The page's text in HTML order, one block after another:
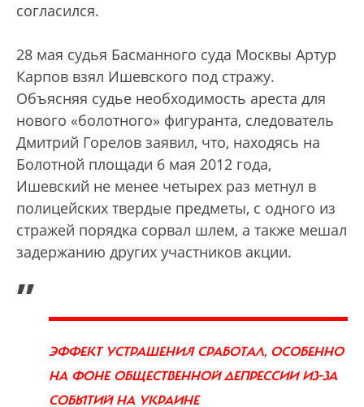
согласился.
28 мая судья Басманного суда Москвы Артур
Карпов взял Ишевского под стражу.
Объясняя судье необходимость ареста для
нового «болотного» фигуранта, следователь
Дмитрий Горелов заявил, что, находясь на
Болотной площади 6 мая 2012 года,
Ишевский не менее четырех раз метнул в
полицейских твердые предметы, с одного из
стражей порядка сорвал шлем, а также мешал
задержанию других участников акции.
„
ЭФФЕКТ УСТРАШЕНИЯ СРАБОТАЛ, ОСОБЕННО
НА ФОНЕ ОБЩЕСТВЕННОЙ ДЕПРЕССИИ ИЗ-ЗА
СОБЫТИЙ НА УКРАИНЕ